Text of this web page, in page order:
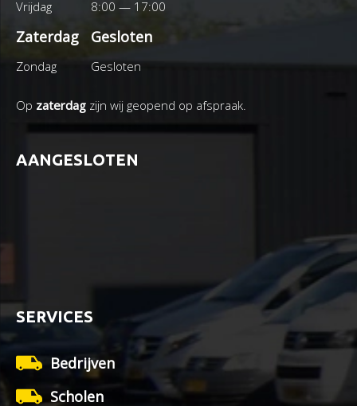
Vrijdag
8:00 — 17:00
Zaterdag Gesloten
Zondag Gesloten
Op zaterdag zijn wij geopend op afspraak.
AANGESLOTEN
SERVICES
Bedrijven
Scholen